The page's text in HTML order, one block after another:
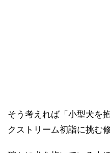
そう考えれば「小型犬を
クストリーム初詣に挑む